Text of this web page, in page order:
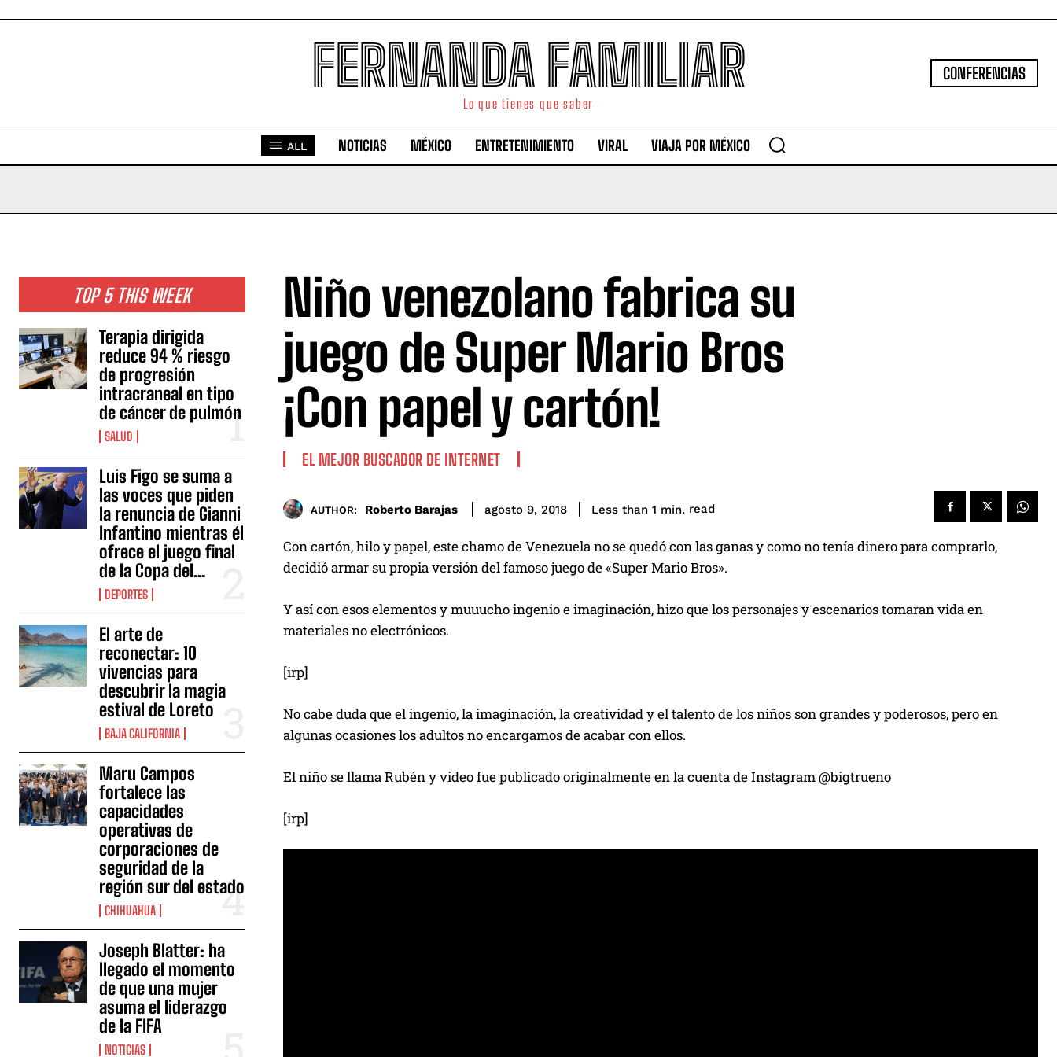
FERNANDA FAMILIAR
Lo que tienes que saber
CONFERENCIAS
ALL NOTICIAS MÉXICO ENTRETENIMIENTO VIRAL VIAJA POR MÉXICO
TOP 5 THIS WEEK
Terapia dirigida
reduce 94 % riesgo
de progresión
intracraneal en tipo
de cáncer de pulmón
SALUD
Luis Figo se suma a
las voces que piden
la renuncia de Gianni
Infantino mientras él
ofrece el juego final
de la Copa del...
DEPORTES
El arte de
reconectar: 10
vivencias para
descubrir la magia
estival de Loreto
BAJA CALIFORNIA
Maru Campos
fortalece las
capacidades
operativas de
corporaciones de
seguridad de la
región sur del estado
CHIHUAHUA
Joseph Blatter: ha
llegado el momento
de que una mujer
asuma el liderazgo
de la FIFA
NOTICIAS
Niño venezolano fabrica su
juego de Super Mario Bros
¡Con papel y cartón!
EL MEJOR BUSCADOR DE INTERNET
AUTHOR: Roberto Barajas agosto 9, 2018 Less than 1 min. read
Con cartón, hilo y papel, este chamo de Venezuela no se quedó con las ganas y como no tenía dinero para comprarlo,
decidió armar su propia versión del famoso juego de «Super Mario Bros».
Y así con esos elementos y muuucho ingenio e imaginación, hizo que los personajes y escenarios tomaran vida en
materiales no electrónicos.
[irp]
No cabe duda que el ingenio, la imaginación, la creatividad y el talento de los niños son grandes y poderosos, pero en
algunas ocasiones los adultos no encargamos de acabar con ellos.
El niño se llama Rubén y video fue publicado originalmente en la cuenta de Instagram @bigtrueno
[irp]